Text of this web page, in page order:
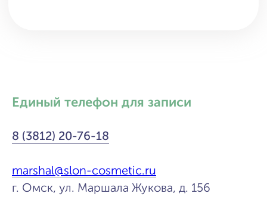
Единый телефон для записи
8 (3812) 20-76-18
marshal@slon-cosmetic.ru
г. Омск, ул. Маршала Жукова, д. 156